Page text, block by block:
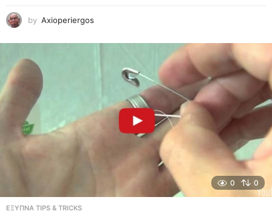
by Axioperiergos
0 0
ΕΞΥΠΝΑ TIPS & TRICKS